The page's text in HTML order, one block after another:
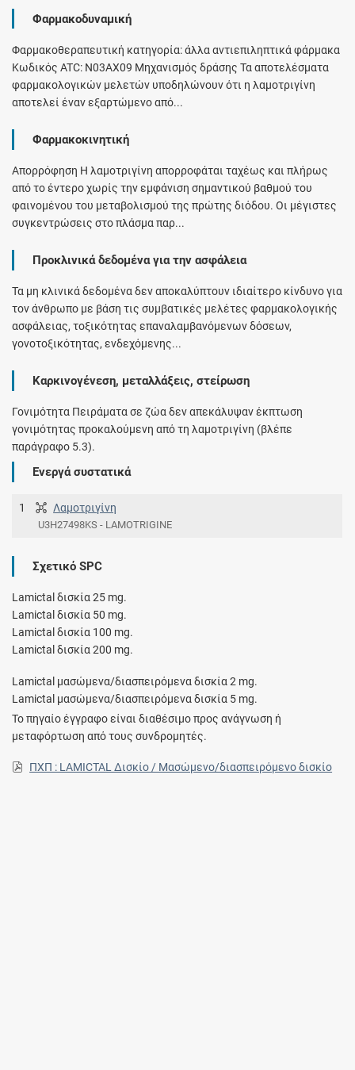
Φαρμακοδυναμική
Φαρμακοθεραπευτική κατηγορία: άλλα αντιεπιληπτικά φάρμακα
Κωδικός ATC: N03AX09 Μηχανισμός δράσης Τα αποτελέσματα
φαρμακολογικών μελετών υποδηλώνουν ότι η λαμοτριγίνη
αποτελεί έναν εξαρτώμενο από...
Φαρμακοκινητική
Απορρόφηση Η λαμοτριγίνη απορροφάται ταχέως και πλήρως
από το έντερο χωρίς την εμφάνιση σημαντικού βαθμού του
φαινομένου του μεταβολισμού της πρώτης διόδου. Οι μέγιστες
συγκεντρώσεις στο πλάσμα παρ...
Προκλινικά δεδομένα για την ασφάλεια
Τα μη κλινικά δεδομένα δεν αποκαλύπτουν ιδιαίτερο κίνδυνο για
τον άνθρωπο με βάση τις συμβατικές μελέτες φαρμακολογικής
ασφάλειας, τοξικότητας επαναλαμβανόμενων δόσεων,
γονοτοξικότητας, ενδεχόμενης...
Καρκινογένεση, μεταλλάξεις, στείρωση
Γονιμότητα Πειράματα σε ζώα δεν απεκάλυψαν έκπτωση
γονιμότητας προκαλούμενη από τη λαμοτριγίνη (βλέπε
παράγραφο 5.3).
Ενεργά συστατικά
1 Λαμοτριγίνη
U3H27498KS - LAMOTRIGINE
Σχετικό SPC
Lamictal δισκία 25 mg.
Lamictal δισκία 50 mg.
Lamictal δισκία 100 mg.
Lamictal δισκία 200 mg.
Lamictal μασώμενα/διασπειρόμενα δισκία 2 mg.
Lamictal μασώμενα/διασπειρόμενα δισκία 5 mg.
Το πηγαίο έγγραφο είναι διαθέσιμο προς ανάγνωση ή
μεταφόρτωση από τους συνδρομητές.
ΠΧΠ : LAMICTAL Δισκίο / Μασώμενο/διασπειρόμενο δισκίο